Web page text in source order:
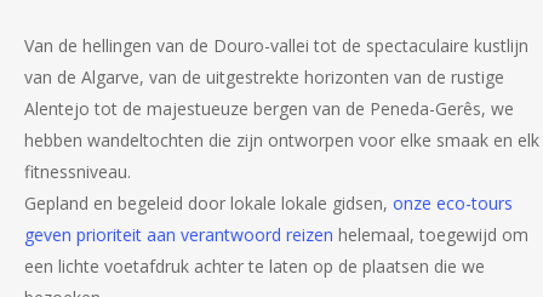
Ontdek Portugal te voet!
Van de hellingen van de Douro-vallei tot de spectaculaire kustlijn
van de Algarve, van de uitgestrekte horizonten van de rustige
Alentejo tot de majestueuze bergen van de Peneda-Gerês, we
hebben wandeltochten die zijn ontworpen voor elke smaak en elk
fitnessniveau.
Gepland en begeleid door lokale lokale gidsen,onze eco-tours
geven prioriteit aan verantwoord reizen helemaal, toegewijd om
een lichte voetafdruk achter te laten op de plaatsen die we